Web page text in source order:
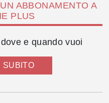
ABBONAMENTO A
PLUS
e quando vuoi
SUBITO